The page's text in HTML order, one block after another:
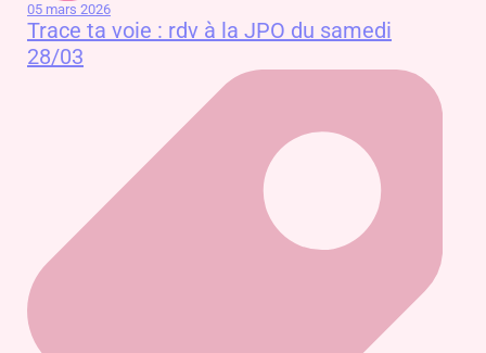
05 mars 2026
Trace ta voie : rdv à la JPO du samedi
28/03